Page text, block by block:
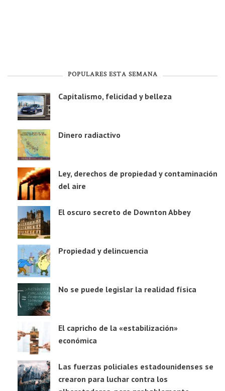
POPULARES ESTA SEMANA
Capitalismo, felicidad y belleza
Dinero radiactivo
Ley, derechos de propiedad y contaminación
del aire
El oscuro secreto de Downton Abbey
Propiedad y delincuencia
No se puede legislar la realidad física
El capricho de la «estabilización»
económica
Las fuerzas policiales estadounidenses se
crearon para luchar contra los